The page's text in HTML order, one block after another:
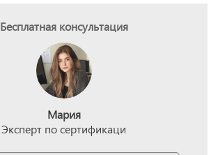
Бесплатная консультация
Мария
Эксперт по сертификаци